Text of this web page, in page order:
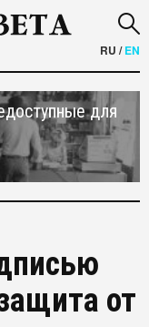
RU /EN
для
от